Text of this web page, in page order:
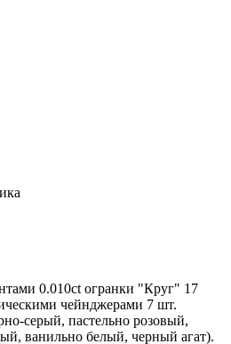
0.010ct огранки "Круг" 17
чейнджерами 7 шт.
серый, пастельно розовый,
ванильно белый, черный агат).